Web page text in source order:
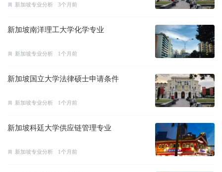
新加坡专业分析 3个月前
新加坡南洋理工大学化学专业
新加坡专业分析 1个月前
新加坡国立大学法律硕士申请条件
新加坡专业分析 1个月前
新加坡科廷大学供应链管理专业
新加坡专业分析 1个月前